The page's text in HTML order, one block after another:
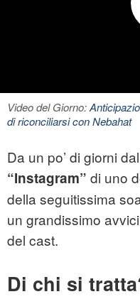
Video del Giorno:
di riconciliarsi con Nebahat
Da un po’ di giorni
“Instagram” di uno
della seguitissima
un grandissimo
del cast.
Di chi si